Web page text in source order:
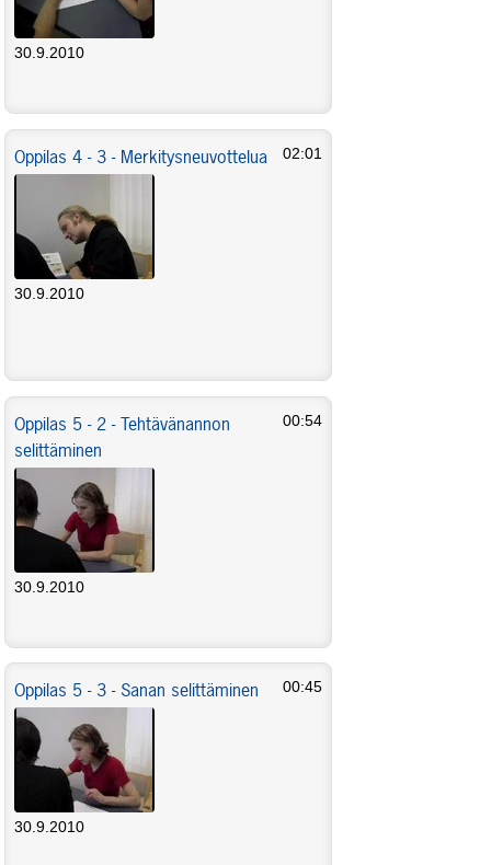
30.9.2010
Oppilas 4 - 3 - Merkitysneuvottelua 02:01
30.9.2010
Oppilas 5 - 2 - Tehtävänannon
selittäminen
00:54
30.9.2010
Oppilas 5 - 3 - Sanan selittäminen 00:45
30.9.2010